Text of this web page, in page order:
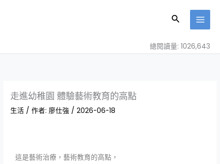
內
搜
總閱讀量: 1026,643
走進幼稚園 體驗藝術教育的高點
生活 / 作者:廖仕強 /2026-06-18
這是藝術治療，藝術教育的高點，